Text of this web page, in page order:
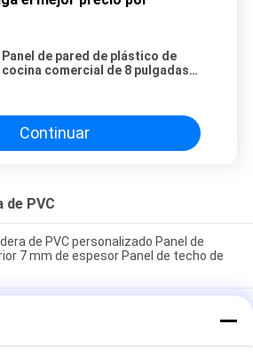
Panel de pared de plástico de
cocina comercial de 8 pulgadas
Continuar
de PVC
de PVC personalizado Panel de
7 mm de espesor Panel de techo de
de madera de PVC
para restaurantes 7 mm de espesor 8
de PVC de color popular de madera